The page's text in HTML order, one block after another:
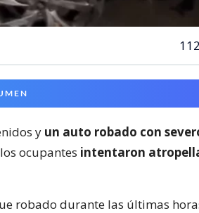
y un auto robado con
ocupantes intentaron
robado durante las últimas